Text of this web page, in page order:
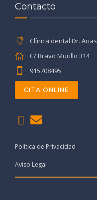
Contacto
Clínica dental Dr. Arias
C/ Bravo Murillo 314
915708495
CITA ONLINE
Política de Privacidad
Aviso Legal